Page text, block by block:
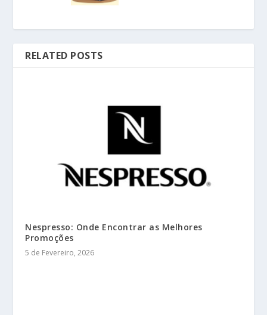
RELATED POSTS
Nespresso: Onde Encontrar as Melhores
Promoções
5 de Fevereiro, 2026